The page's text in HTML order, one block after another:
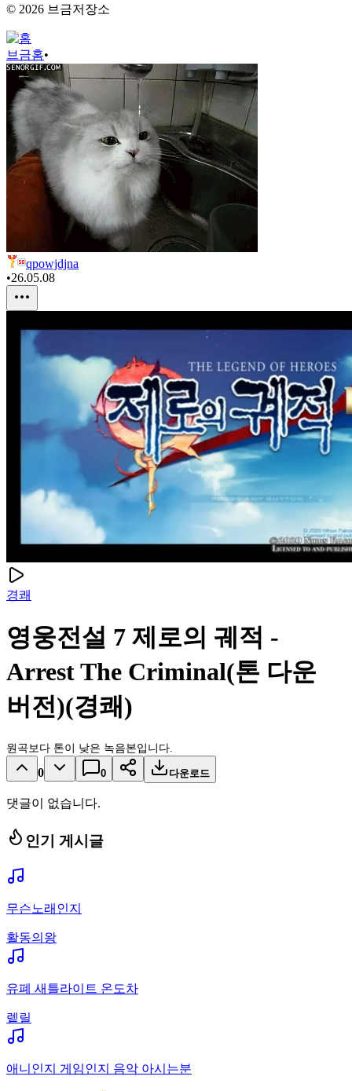
© 2026 브금저장소
브금홈•
qpowjdjna
•26.05.08
경쾌
영웅전설 7 제로의 궤적 -
Arrest The Criminal(톤 다운
버전)(경쾌)
원곡보다 톤이 낮은 녹음본입니다.
0 0 다운로드
댓글이 없습니다.
인기 게시글
무슨노래인지
활동의왕
유폐 새틀라이트 온도차
렡릴
애니인지 게임인지 음악 아시는분